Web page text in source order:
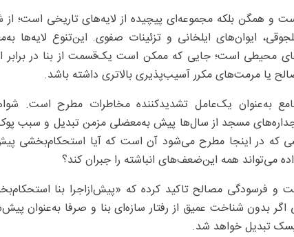
همگن بلکه مجموعه‌ای پیچیده از لایه‌های تاریخی است؛ از
ایوان‌های ایلخانی و تزئینات صفوی. این‌تنوع لایه‌ها
محیطی است؛ جایی که ممکن است یک‌قسمت از بنا در برابر
یا مرمت‌های مکرر آسیب‌پذیری بالاتری داشته باشد.
به‌عنوان یک‌عامل تشدیدکننده مخاطرات مطرح است.
مسجد از سال‌ها پیش به‌معضلی مزمن تبدیل و سبب
در اینجا مطرح می‌شود آن است که آیا استحکام‌بخشی پیش
می‌تواند همه این‌ضعف‌های انباشته را جبران کند؟
و فرسودگی مصالح تاکید کرده که «پیش‌ازاجرا بنا
بدون شناخت عمیق از رفتار سازه‌ای بنا و صرفا به‌عنوان
تبدیل خواهد شد.